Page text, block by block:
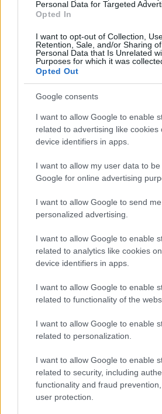
Personal Data for Targeted
Opted In
I want to opt-out of Collection,
Retention, Sale, and/or Sharing
Personal Data that Is Unrelated
Purposes for which it was
Opted Out
Google consents
I want to allow Google to enable
related to advertising like cookies
device identifiers in apps.
I want to allow my user data to
Google for online advertising
I want to allow Google to send me
personalized advertising.
I want to allow Google to enable
related to analytics like cookies
device identifiers in apps.
I want to allow Google to enable
related to functionality of the
I want to allow Google to enable
related to personalization.
I want to allow Google to enable
related to security, including
functionality and fraud
user protection.
Foxiban és az Esti Kornél
közeljövőben az…
Givrrréj givrréjj
Péter ajánlja a Red Hot
új lemezét
2022. április 21.
John Frusciante visszatért, itt az
Aranyélet főcímdalát szerző,
néven zenélő, a podcastunkban
vendégeskedő Fülöp Péter
bonyolultabb a helyzet. Ez a